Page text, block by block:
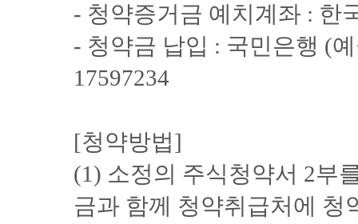
- 청약증거금 예치계좌 : 한
- 청약금 납입 : 국민은행 (
17597234
[청약방법]
(1) 소정의 주식청약서 2부
금과 함께 청약취급처에 청